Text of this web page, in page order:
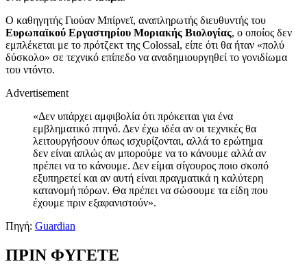
Ο καθηγητής Γιούαν Μπίρνεϊ, αναπληρωτής διευθυντής του
Ευρωπαϊκού Εργαστηρίου Μοριακής Βιολογίας, ο οποίος δεν
εμπλέκεται με το πρότζεκτ της Colossal, είπε ότι θα ήταν «πολύ
δύσκολο» σε τεχνικό επίπεδο να αναδημιουργηθεί το γονιδίωμα
του ντόντο.
Advertisement
«Δεν υπάρχει αμφιβολία ότι πρόκειται για ένα
εμβληματικό πτηνό. Δεν έχω ιδέα αν οι τεχνικές θα
λειτουργήσουν όπως ισχυρίζονται, αλλά το ερώτημα
δεν είναι απλώς αν μπορούμε να το κάνουμε αλλά αν
πρέπει να το κάνουμε. Δεν είμαι σίγουρος ποιο σκοπό
εξυπηρετεί και αν αυτή είναι πραγματικά η καλύτερη
κατανομή πόρων. Θα πρέπει να σώσουμε τα είδη που
έχουμε πριν εξαφανιστούν».
Πηγή: Guardian
ΠΡΙΝ ΦΥΓΕΤΕ